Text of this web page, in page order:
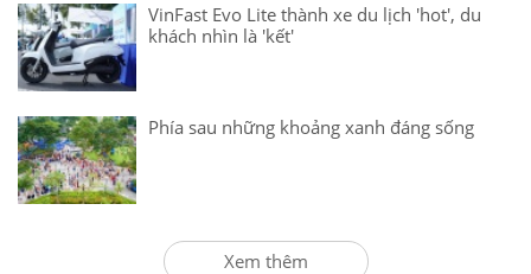
VinFast Evo Lite thành xe du lịch 'hot', du
khách nhìn là 'kết'
Phía sau những khoảng xanh đáng sống
Xem thêm